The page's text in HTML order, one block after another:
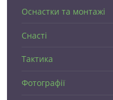
Оснастки та монтажі
Снасті
Тактика
Фотографії